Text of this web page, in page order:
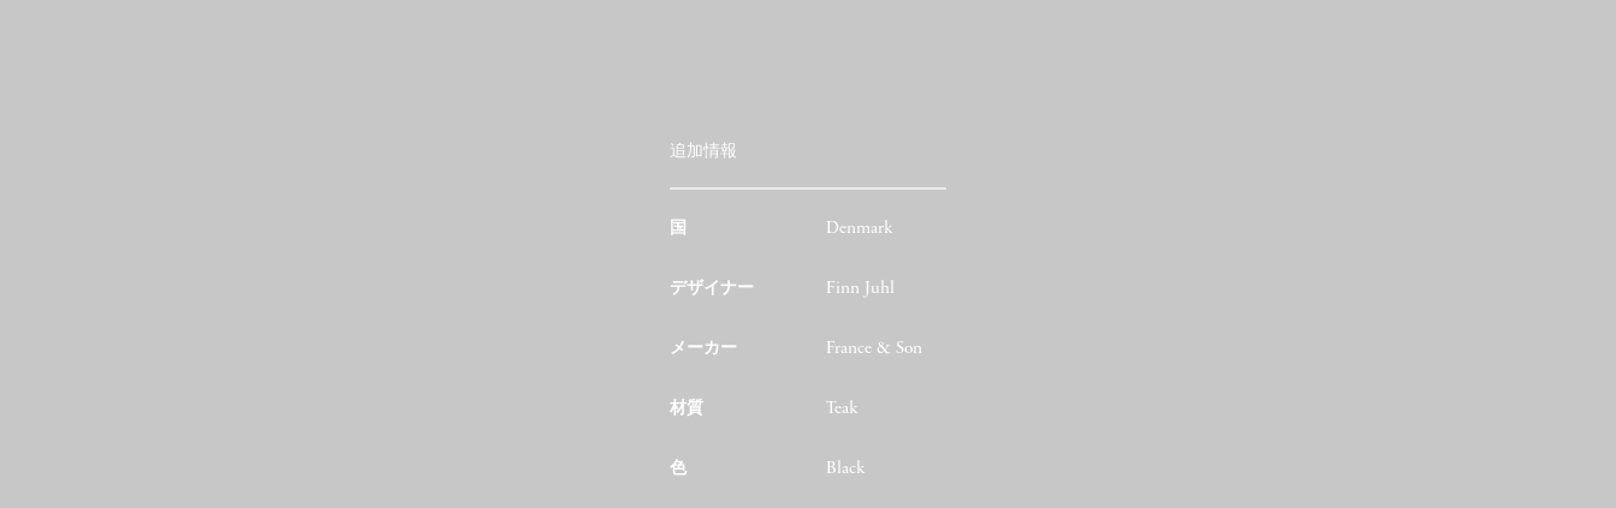
追加情報
国 Denmark
デザイナー Finn Juhl
メーカー France & Son
材質 Teak
色 Black